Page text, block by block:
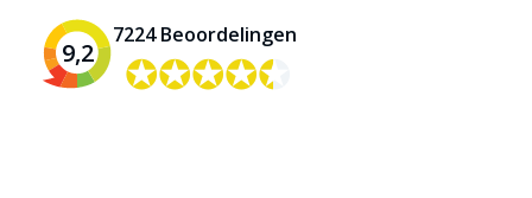
9,2
7224 Beoordelingen
✪✪✪✪✪
✪✪✪✪✪